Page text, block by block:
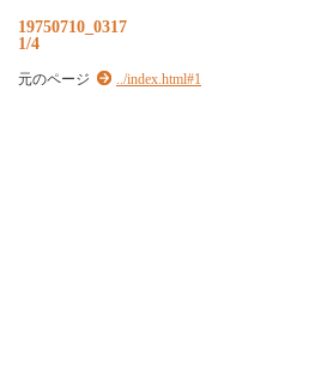
19750710_0317
1/4
元のページ ../index.html#1